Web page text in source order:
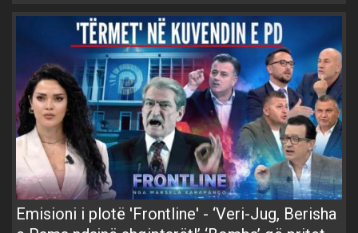
Emisioni i plotë 'Frontline' - ‘Veri-Jug, Berisha